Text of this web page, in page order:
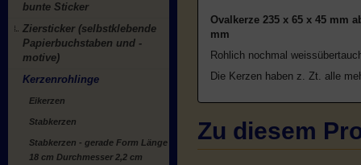
bunte Sticker
Ziersticker (selbstklebende
Papierbuchstaben und -
motive)
Kerzenrohlinge
Eikerzen
Stabkerzen
Stabkerzen - gerade Form Länge
18 cm Durchmesser 2,2 cm
Ovalkerze 235 x 65 x 45 mm
mm
Rohlich nochmal
Die Kerzen haben z. Zt. alle
Zu diesem